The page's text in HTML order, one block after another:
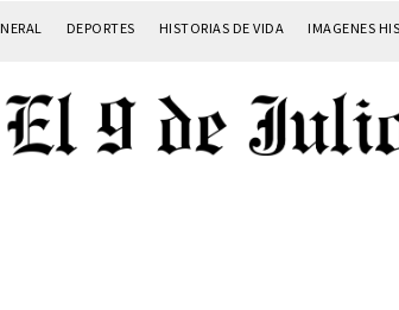
DEPORTES HISTORIAS DE VIDA IMAGENES